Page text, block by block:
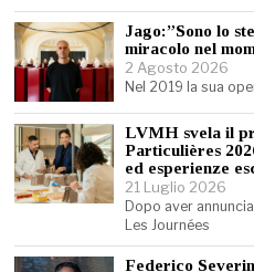
Jago:”Sono lo
miracolo nel
2 Agosto 2026
Nel 2019 la sua
LVMH svela il
Particulières
ed esperienze
21 Luglio 2026
Dopo aver
Les Journées
Federico